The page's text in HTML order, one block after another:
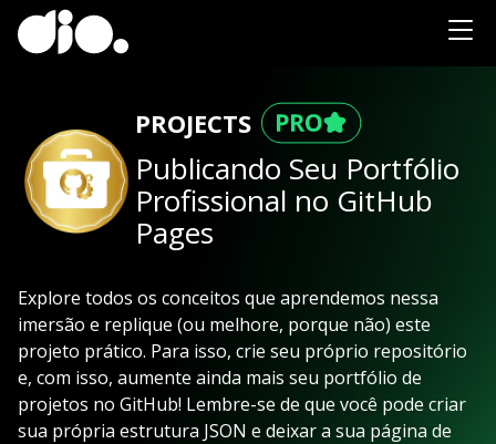
PROJECTS
Publicando Seu Portfólio
Profissional no GitHub
Pages
Explore todos os conceitos que aprendemos nessa
imersão e replique (ou melhore, porque não) este
projeto prático. Para isso, crie seu próprio repositório
e, com isso, aumente ainda mais seu portfólio de
projetos no GitHub! Lembre-se de que você pode criar
sua própria estrutura JSON e deixar a sua página de